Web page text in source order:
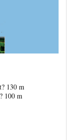
130 m
100 m